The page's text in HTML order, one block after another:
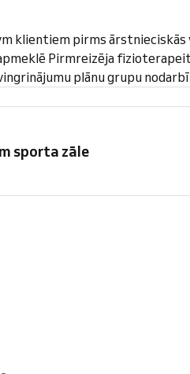
klientiem pirms ārstnieciskās
Pirmreizēja
plānu grupu
sporta zāle